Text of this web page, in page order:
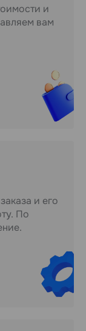
и
вам
и его
По